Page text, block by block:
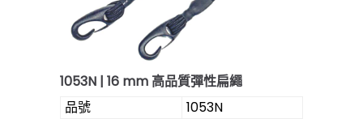
1053N | 16 mm 高品質彈性扁繩
品號
1053N